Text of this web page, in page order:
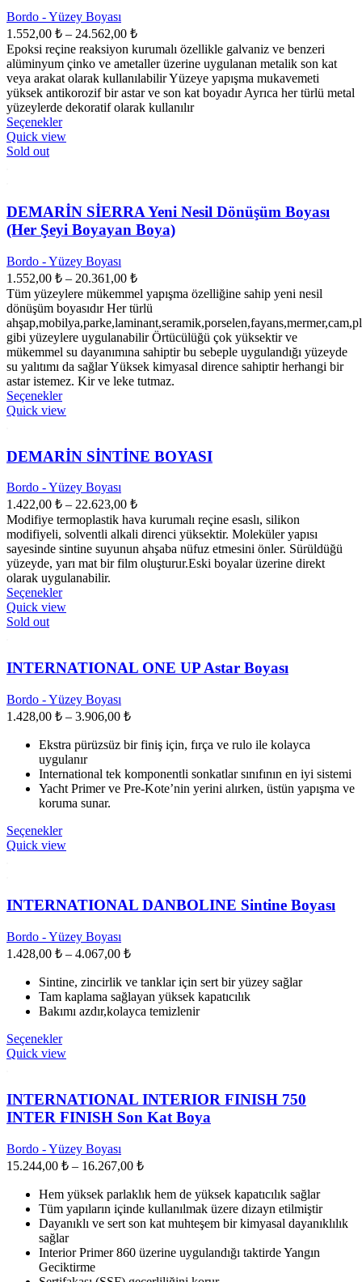
Bordo - Yüzey Boyası
1.552,00 ₺ – 24.562,00 ₺Fiyat
aralığı:
1.552,00 ₺
-
24.562,00 ₺
Epoksi reçine reaksiyon kurumalı özellikle galvaniz ve benzeri
alüminyum çinko ve ametaller üzerine uygulanan metalik son kat
veya arakat olarak kullanılabilir Yüzeye yapışma mukavemeti
yüksek antikorozif bir astar ve son kat boyadır Ayrıca her türlü metal
yüzeylerde dekoratif olarak kullanılır
SeçeneklerBu
ürünün
Seçenekler
ürün
sayfasından
Quick view
Sold out
DEMARİN SİERRA Yeni Nesil Dönüşüm Boyası
(Her Şeyi Boyayan Boya)
Bordo - Yüzey Boyası
1.552,00 ₺ – 20.361,00 ₺Fiyat
aralığı:
1.552,00 ₺
-
20.361,00 ₺
Tüm yüzeylere mükemmel yapışma özelliğine sahip yeni nesil
dönüşüm boyasıdır Her türlü
gibi yüzeylere uygulanabilir Örtücülüğü çok yüksektir ve
mükemmel su dayanımına sahiptir bu sebeple uygulandığı yüzeyde
su yalıtımı da sağlar Yüksek kimyasal dirence sahiptir herhangi bir
astar istemez. Kir ve leke tutmaz.
SeçeneklerBu
ürünün
varyasyonu
var.
Seçenekler
ürün
sayfasından
seçilebilir
Quick view
DEMARİN SİNTİNE BOYASI
Bordo - Yüzey Boyası
1.422,00 ₺ – 22.623,00 ₺Fiyat
aralığı:
1.422,00 ₺
-
22.623,00 ₺
Modifiye termoplastik hava kurumalı reçine esaslı, silikon
modifiyeli, solventli alkali direnci yüksektir. Moleküler yapısı
sayesinde sintine suyunun ahşaba nüfuz etmesini önler. Sürüldüğü
yüzeyde, yarı mat bir film oluşturur.Eski boyalar üzerine direkt
olarak uygulanabilir.
SeçeneklerBu
ürünün
var.
Seçenekler
ürün
sayfasından
seçilebilir
Quick view
Sold out
INTERNATIONAL ONE UP Astar Boyası
Bordo - Yüzey Boyası
1.428,00 ₺ – 3.906,00 ₺Fiyat
1.428,00 ₺
3.906,00 ₺
Ekstra pürüzsüz bir finiş için, fırça ve rulo ile kolayca
uygulanır
International tek komponentli sonkatlar sınıfının en iyi sistemi
Yacht Primer ve Pre-Kote’nin yerini alırken, üstün yapışma ve
koruma sunar.
SeçeneklerBu
ürünün
var.
ürün
sayfasından
seçilebilir
Quick view
INTERNATIONAL DANBOLINE Sintine Boyası
Bordo - Yüzey Boyası
1.428,00 ₺ – 4.067,00 ₺Fiyat
1.428,00 ₺
-
4.067,00 ₺
Sintine, zincirlik ve tanklar için sert bir yüzey sağlar
Tam kaplama sağlayan yüksek kapatıcılık
Bakımı azdır,kolayca temizlenir
SeçeneklerBu
ürünün
varyasyonu
var.
Seçenekler
sayfasından
seçilebilir
Quick view
INTERNATIONAL INTERIOR FINISH 750
INTER FINISH Son Kat Boya
Bordo - Yüzey Boyası
15.244,00 ₺ – 16.267,00 ₺Fiyat
15.244,00 ₺
-
16.267,00 ₺
Hem yüksek parlaklık hem de yüksek kapatıcılık sağlar
Tüm yapıların içinde kullanılmak üzere dizayn etilmiştir
Dayanıklı ve sert son kat muhteşem bir kimyasal dayanıklılık
sağlar
Interior Primer 860 üzerine uygulandığı taktirde Yangın
Geciktirme